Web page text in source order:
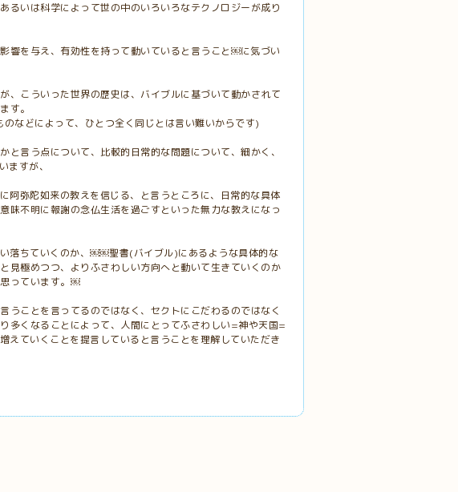
るいは科学によって世の中のいろいろなテクノロジーが成り
響を与え、有効性を持って動いていると言うこと￼に気づい
、こういった世界の歴史は、バイブルに基づいて動かされて
す。
などによって、ひとつ全く同じとは言い難いからです)
言う点について、比較的日常的な問題について、細かく、
ますが、
弥陀如来の教えを信じる、と言うところに、日常的な具体
味不明に報謝の念仏生活を過ごすといった無力な教えになっ
落ちていくのか、￼￼聖書(バイブル)にあるような具体的な
見極めつつ、よりふさわしい方向へと動いて生きていくのか
っています。￼
うことを言ってるのではなく、セクトにこだわるのではなく
多くなることによって、人間にとってふさわしい=神や天国=
ていくことを提言していると言うことを理解していただき